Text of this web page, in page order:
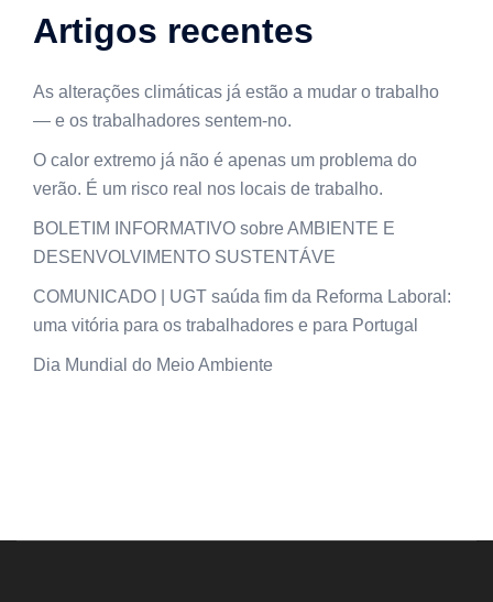
Artigos recentes
As alterações climáticas já estão a mudar o trabalho
— e os trabalhadores sentem-no.
O calor extremo já não é apenas um problema do
verão. É um risco real nos locais de trabalho.
BOLETIM INFORMATIVO sobre AMBIENTE E
DESENVOLVIMENTO SUSTENTÁVE
COMUNICADO | UGT saúda fim da Reforma Laboral:
uma vitória para os trabalhadores e para Portugal
Dia Mundial do Meio Ambiente